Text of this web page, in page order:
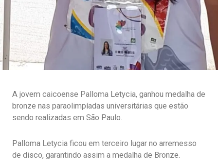
A jovem caicoense Palloma Letycia, ganhou medalha de
bronze nas paraolimpíadas universitárias que estão
sendo realizadas em São Paulo.
Palloma Letycia ficou em terceiro lugar no arremesso
de disco, garantindo assim a medalha de Bronze.